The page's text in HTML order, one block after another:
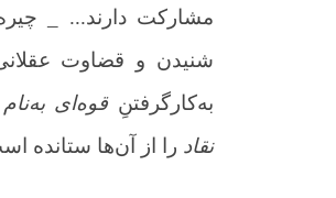
مشارکت دارند... _
شنیدن و قضاوت
به‌کارگرفتنِقوه‌ای
نقاد را از آن‌ها ستانده